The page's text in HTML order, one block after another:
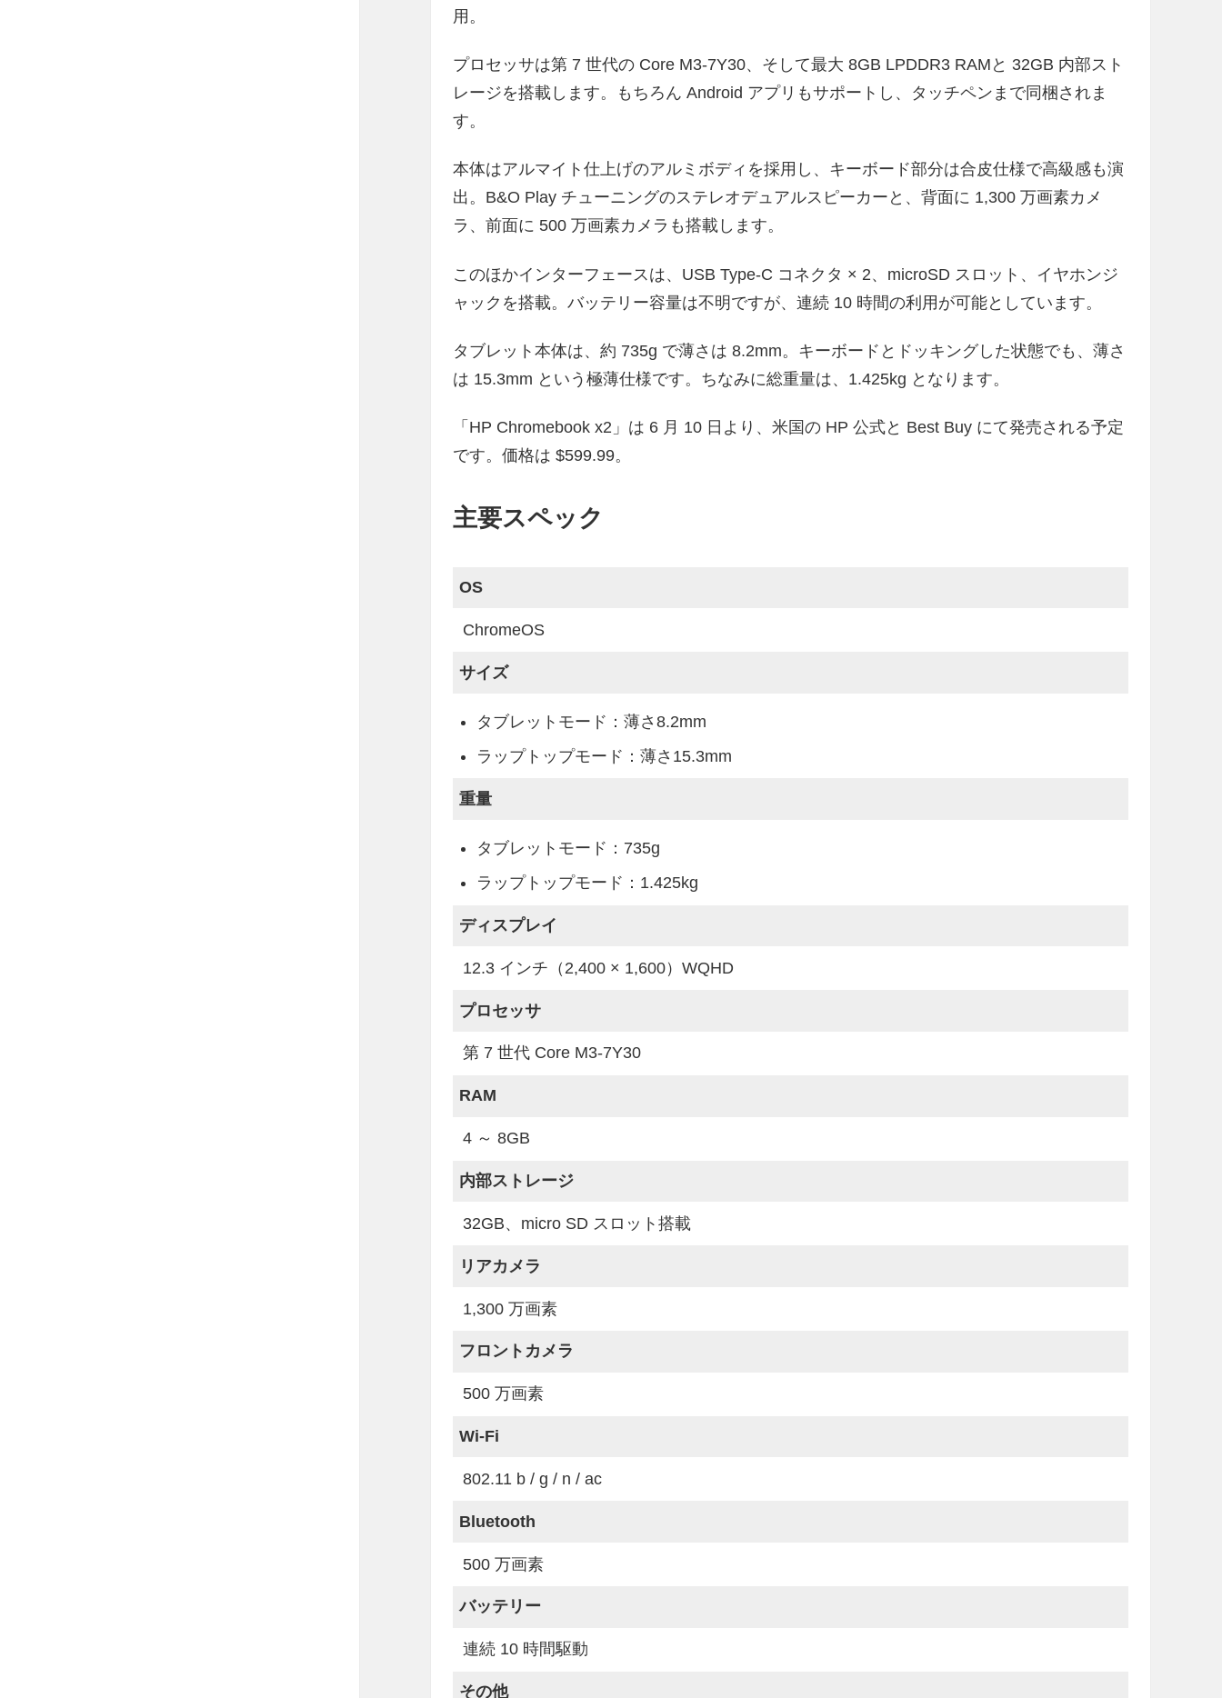
用。
プロセッサは第 7 世代の Core M3-7Y30、そして最大 8GB LPDDR3 RAMと 32GB 内部スト
レージを搭載します。もちろん Android アプリもサポートし、タッチペンまで同梱されま
す。
本体はアルマイト仕上げのアルミボディを採用し、キーボード部分は合皮仕様で高級感も演
出。B&O Play チューニングのステレオデュアルスピーカーと、背面に 1,300 万画素カメ
ラ、前面に 500 万画素カメラも搭載します。
このほかインターフェースは、USB Type-C コネクタ × 2、microSD スロット、イヤホンジ
ャックを搭載。バッテリー容量は不明ですが、連続 10 時間の利用が可能としています。
タブレット本体は、約 735g で薄さは 8.2mm。キーボードとドッキングした状態でも、薄さ
は 15.3mm という極薄仕様です。ちなみに総重量は、1.425kg となります。
「HP Chromebook x2」は 6 月 10 日より、米国の HP 公式と Best Buy にて発売される予定
です。価格は $599.99。
主要スペック
OS
ChromeOS
サイズ
タブレットモード：薄さ8.2mm
ラップトップモード：薄さ15.3mm
重量
タブレットモード：735g
ラップトップモード：1.425kg
ディスプレイ
12.3 インチ（2,400 × 1,600）WQHD
プロセッサ
第 7 世代 Core M3-7Y30
RAM
4 ～ 8GB
内部ストレージ
32GB、micro SD スロット搭載
リアカメラ
1,300 万画素
フロントカメラ
500 万画素
Wi-Fi
802.11 b / g / n / ac
Bluetooth
500 万画素
バッテリー
連続 10 時間駆動
その他